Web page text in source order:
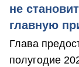
не
главную
Глава
полугодие